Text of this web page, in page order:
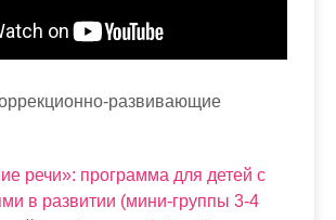
развивающие
речи»: программа для детей с
в развитии (мини-группы 3-4